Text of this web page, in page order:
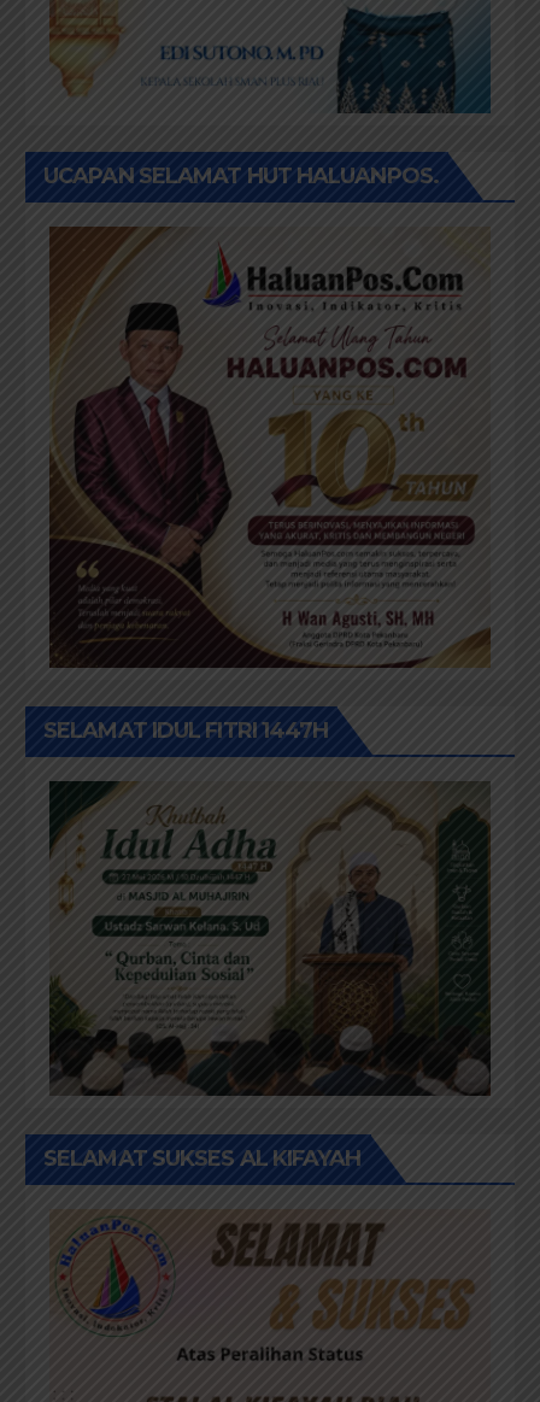
UCAPAN SELAMAT HUT HALUANPOS.
SELAMAT IDUL FITRI 1447H
SELAMAT SUKSES AL KIFAYAH